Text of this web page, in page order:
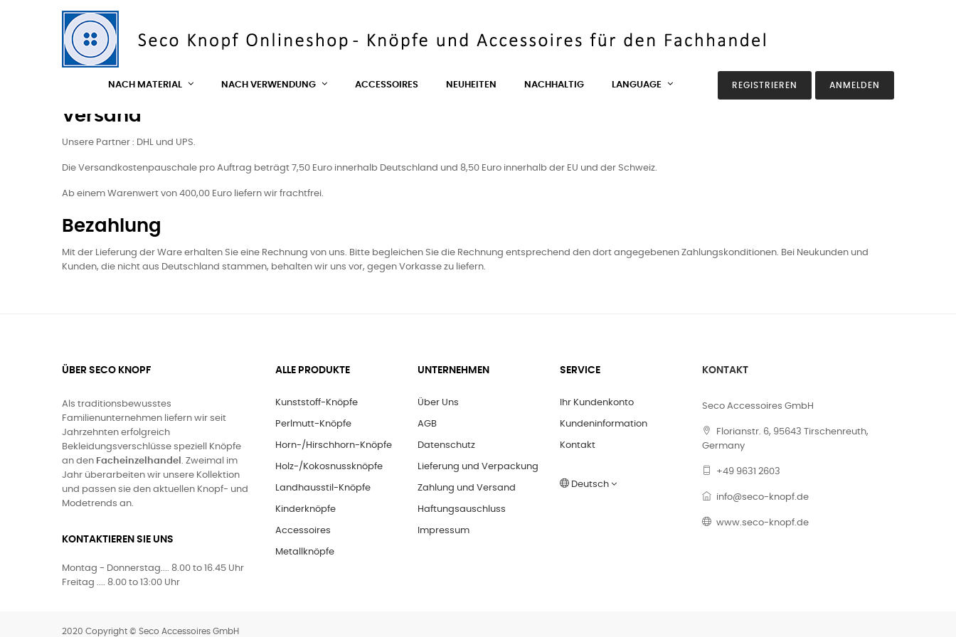
NACH MATERIAL NACH VERWENDUNG ACCESSOIRES NEUHEITEN NACHHALTIG LANGUAGE REGISTRIEREN ANMELDEN
Zahlung und Versand
Zahlung und Versand
Versand
Unsere Partner : DHL und UPS.
Die Versandkostenpauschale pro Auftrag beträgt 7,50 Euro innerhalb Deutschland und 8,50 Euro innerhalb der EU und der Schweiz.
Ab einem Warenwert von 400,00 Euro liefern wir frachtfrei.
Bezahlung
Mit der Lieferung der Ware erhalten Sie eine Rechnung von uns. Bitte begleichen Sie die Rechnung entsprechend den dort angegebenen Zahlungskonditionen. Bei Neukunden und
Kunden, die nicht aus Deutschland stammen, behalten wir uns vor, gegen Vorkasse zu liefern.
ÜBER SECO KNOPF
Als traditionsbewusstes
Familienunternehmen liefern wir seit
Jahrzehnten erfolgreich
Bekleidungsverschlüsse speziell Knöpfe
an den Facheinzelhandel . Zweimal im
Jahr überarbeiten wir unsere Kollektion
und passen sie den aktuellen Knopf- und
Modetrends an.
KONTAKTIEREN SIE UNS
Montag - Donnerstag.... 8.00 to 16.45 Uhr
Freitag .... 8.00 to 13:00 Uhr
ALLE PRODUKTE
Kunststoff-Knöpfe
Perlmutt-Knöpfe
Horn-/Hirschhorn-Knöpfe
Holz-/Kokosnussknöpfe
Landhausstil-Knöpfe
Kinderknöpfe
Accessoires
Metallknöpfe
UNTERNEHMEN
Über Uns
AGB
Datenschutz
Lieferung und Verpackung
Zahlung und Versand
Haftungsauschluss
Impressum
SERVICE
Ihr Kundenkonto
Kundeninformation
Kontakt
Deutsch
KONTAKT
Seco Accessoires GmbH
Florianstr. 6, 95643 Tirschenreuth,
Germany
+49 9631 2603
info@seco-knopf.de
www.seco-knopf.de
2020 Copyright © Seco Accessoires GmbH